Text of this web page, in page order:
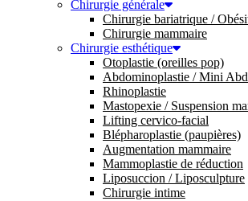
Chirurgie générale
Chirurgie bariatrique /
Chirurgie mammaire
Chirurgie esthétique
Otoplastie (oreilles pop)
Abdominoplastie / Mini
Rhinoplastie
Mastopexie / Suspension
Lifting cervico-facial
Blépharoplastie (paupières)
Augmentation mammaire
Mammoplastie de réduction
Liposuccion / Liposculpture
Chirurgie intime